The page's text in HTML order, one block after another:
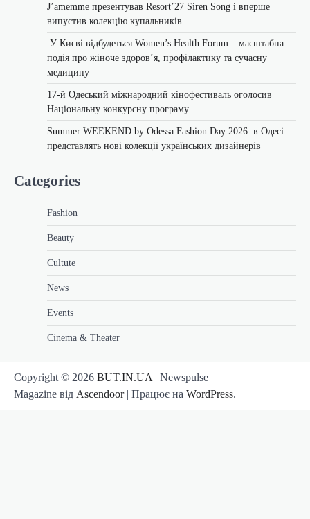
J’amemme презентував Resort’27 Siren Song і вперше
випустив колекцію купальників
У Києві відбудеться Women’s Health Forum – масштабна
подія про жіноче здоров’я, профілактику та сучасну
медицину
17-й Одеський міжнародний кінофестиваль оголосив
Національну конкурсну програму
Summer WEEKEND by Odessa Fashion Day 2026: в Одесі
представлять нові колекції українських дизайнерів
Categories
Fashion
Beauty
Cultute
News
Events
Cinema & Theater
Copyright © 2026 BUT.IN.UA | Newspulse
Magazine від Ascendoor| Працює на WordPress.